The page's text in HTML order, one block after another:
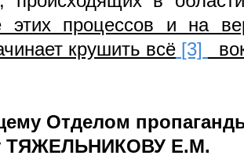
этих процессов и на
крушить всё [3]
Отделом
ТЯЖЕЛЬНИКОВУ Е.М.